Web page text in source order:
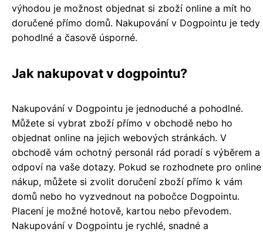
výhodou je možnost objednat si zboží online a mít ho
doručené přímo domů. Nakupování v Dogpointu je tedy
pohodlné a časově úsporné.
Jak nakupovat v dogpointu?
Nakupování v Dogpointu je jednoduché a pohodlné.
Můžete si vybrat zboží přímo v obchodě nebo ho
objednat online na jejich webových stránkách. V
obchodě vám ochotný personál rád poradí s výběrem a
odpoví na vaše dotazy. Pokud se rozhodnete pro online
nákup, můžete si zvolit doručení zboží přímo k vám
domů nebo ho vyzvednout na pobočce Dogpointu.
Placení je možné hotově, kartou nebo převodem.
Nakupování v Dogpointu je rychlé, snadné a